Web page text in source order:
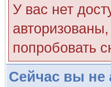
У вас нет
попробовать
Сейчас вы не